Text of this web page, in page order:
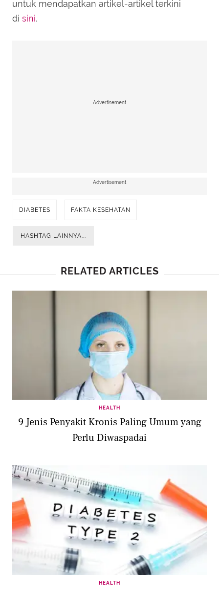
untuk mendapatkan artikel-artikel terkini
di sini.
Advertisement
Advertisement
DIABETES FAKTA KESEHATAN
HASHTAG LAINNYA...
RELATED ARTICLES
HEALTH
9 Jenis Penyakit Kronis Paling Umum yang
Perlu Diwaspadai
HEALTH